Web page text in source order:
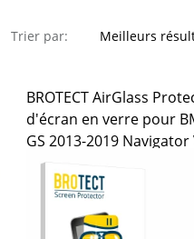
Trier par:
BROTECT AirGlass
d'écran en verre pour
GS 2013-2019 Navigator